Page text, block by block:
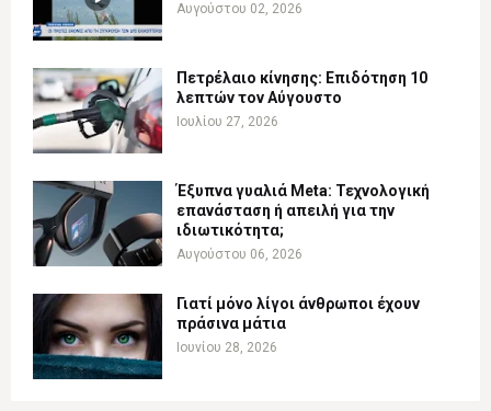
Αυγούστου 02, 2026
Πετρέλαιο κίνησης: Επιδότηση 10
λεπτών τον Αύγουστο
Ιουλίου 27, 2026
Έξυπνα γυαλιά Meta: Τεχνολογική
επανάσταση ή απειλή για την
ιδιωτικότητα;
Αυγούστου 06, 2026
Γιατί μόνο λίγοι άνθρωποι έχουν
πράσινα μάτια
Ιουνίου 28, 2026